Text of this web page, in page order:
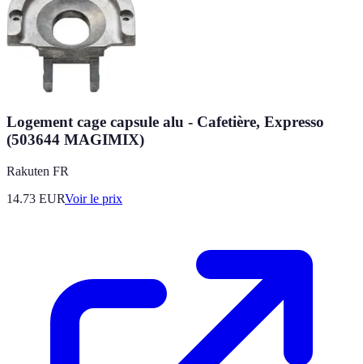
Logement cage capsule alu - Cafetière, Expresso
(503644 MAGIMIX)
Rakuten FR
14.73 EURVoir le prix